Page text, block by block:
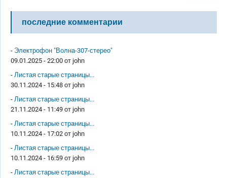
последние комментарии
- Электрофон "Волна-307-стерео"
09.01.2025 - 22:00 от john
- Листая старые страницы...
30.11.2024 - 15:48 от john
- Листая старые страницы...
21.11.2024 - 11:49 от john
- Листая старые страницы...
10.11.2024 - 17:02 от john
- Листая старые страницы...
10.11.2024 - 16:59 от john
- Листая старые страницы...